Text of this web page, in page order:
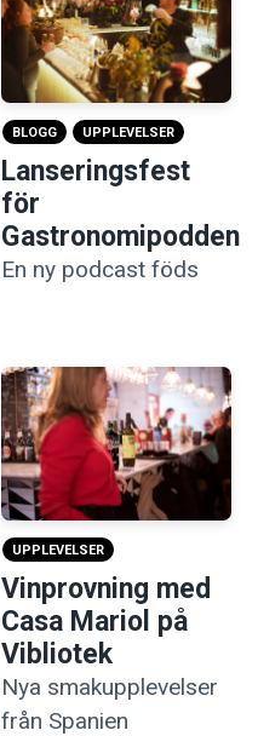
BLOGG UPPLEVELSER
Lanseringsfest
för
Gastronomipodden
En ny podcast föds
UPPLEVELSER
Vinprovning med
Casa Mariol på
Vibliotek
Nya smakupplevelser
från Spanien